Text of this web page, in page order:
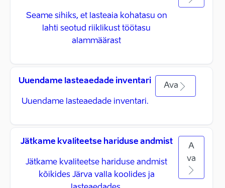
Seame sihiks, et lasteaia kohatasu on
lahti seotud riiklikust töötasu
alammäärast
Uuendame lasteaedade inventari
Uuendame lasteaedade inventari.
Ava
Jätkame kvaliteetse hariduse andmist
Jätkame kvaliteetse hariduse andmist
kõikides Järva valla koolides ja
A
va